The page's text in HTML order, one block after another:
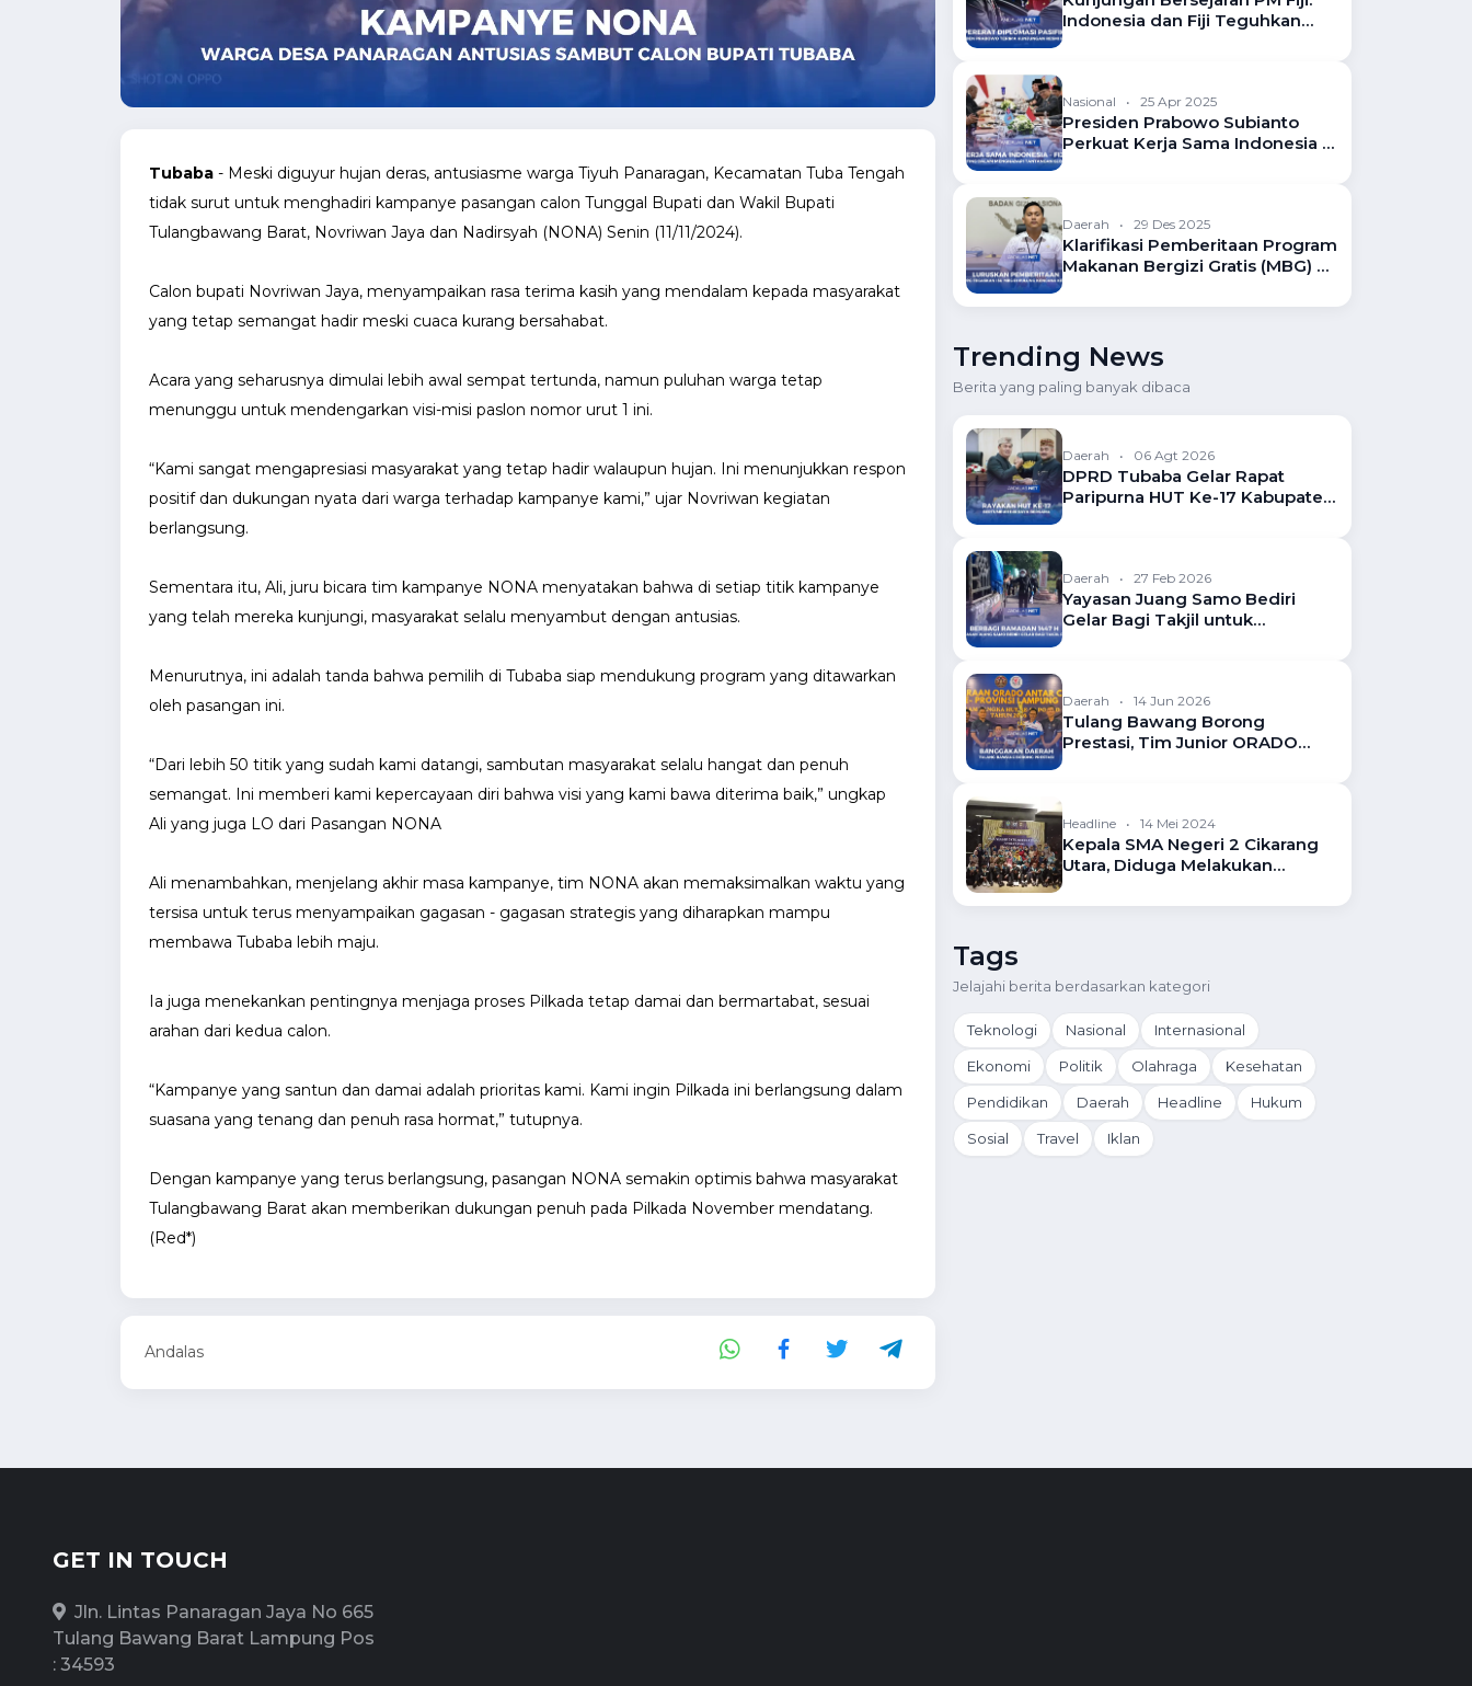
Tubaba - Meski diguyur hujan deras, antusiasme warga Tiyuh Panaragan, Kecamatan Tuba Tengah
tidak surut untuk menghadiri kampanye pasangan calon Tunggal Bupati dan Wakil Bupati
Tulangbawang Barat, Novriwan Jaya dan Nadirsyah (NONA) Senin (11/11/2024).
Calon bupati Novriwan Jaya, menyampaikan rasa terima kasih yang mendalam kepada masyarakat
yang tetap semangat hadir meski cuaca kurang bersahabat.
Acara yang seharusnya dimulai lebih awal sempat tertunda, namun puluhan warga tetap
menunggu untuk mendengarkan visi-misi paslon nomor urut 1 ini.
“Kami sangat mengapresiasi masyarakat yang tetap hadir walaupun hujan. Ini menunjukkan respon
positif dan dukungan nyata dari warga terhadap kampanye kami,” ujar Novriwan kegiatan
berlangsung.
Sementara itu, Ali, juru bicara tim kampanye NONA menyatakan bahwa di setiap titik kampanye
yang telah mereka kunjungi, masyarakat selalu menyambut dengan antusias.
Menurutnya, ini adalah tanda bahwa pemilih di Tubaba siap mendukung program yang ditawarkan
oleh pasangan ini.
“Dari lebih 50 titik yang sudah kami datangi, sambutan masyarakat selalu hangat dan penuh
semangat. Ini memberi kami kepercayaan diri bahwa visi yang kami bawa diterima baik,” ungkap
Ali yang juga LO dari Pasangan NONA
Ali menambahkan, menjelang akhir masa kampanye, tim NONA akan memaksimalkan waktu yang
tersisa untuk terus menyampaikan gagasan - gagasan strategis yang diharapkan mampu
membawa Tubaba lebih maju.
Ia juga menekankan pentingnya menjaga proses Pilkada tetap damai dan bermartabat, sesuai
arahan dari kedua calon.
“Kampanye yang santun dan damai adalah prioritas kami. Kami ingin Pilkada ini berlangsung dalam
suasana yang tenang dan penuh rasa hormat,” tutupnya.
Dengan kampanye yang terus berlangsung, pasangan NONA semakin optimis bahwa masyarakat
Tulangbawang Barat akan memberikan dukungan penuh pada Pilkada November mendatang.
(Red*)
Andalas
Indonesia dan Fiji Teguhkan
Nasional • 25 Apr 2025
Presiden Prabowo Subianto
Perkuat Kerja Sama Indonesia -
Daerah • 29 Des 2025
Klarifikasi Pemberitaan Program
Makanan Bergizi Gratis (MBG) di
Trending News
Berita yang paling banyak dibaca
Daerah • 06 Agt 2026
DPRD Tubaba Gelar Rapat
Paripurna HUT Ke-17 Kabupaten
Daerah • 27 Feb 2026
Yayasan Juang Samo Bediri
Gelar Bagi Takjil untuk
Daerah • 14 Jun 2026
Tulang Bawang Borong
Prestasi, Tim Junior ORADO
Headline • 14 Mei 2024
Kepala SMA Negeri 2 Cikarang
Utara, Diduga Melakukan
Surat Edaran
Tags
Jelajahi berita berdasarkan kategori
Teknologi Nasional Internasional
Ekonomi Politik Olahraga Kesehatan
Pendidikan Daerah Headline Hukum
Sosial Travel Iklan
GET IN TOUCH
Jln. Lintas Panaragan Jaya No 665
Tulang Bawang Barat Lampung Pos
: 34593